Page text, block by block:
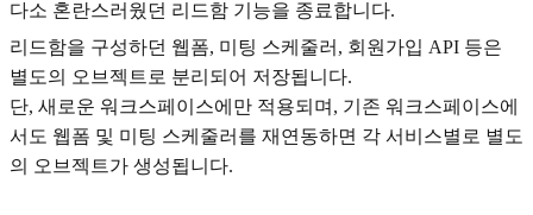
다소 혼란스러웠던 리드함 기능을 종료합니다.
리드함을 구성하던 웹폼, 미팅 스케줄러, 회원가입 API 등은
별도의 오브젝트로 분리되어 저장됩니다.
단, 새로운 워크스페이스에만 적용되며, 기존 워크스페이스에
서도 웹폼 및 미팅 스케줄러를 재연동하면 각 서비스별로 별도
의 오브젝트가 생성됩니다.